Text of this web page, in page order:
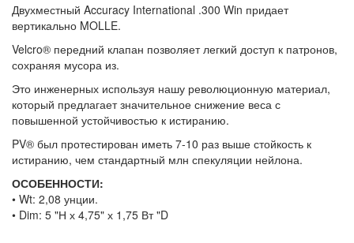
Двухместный Accuracy International .300 Win придает
вертикально MOLLE.
Velcro® передний клапан позволяет легкий доступ к патронов,
сохраняя мусора из.
Это инженерных используя нашу революционную материал,
который предлагает значительное снижение веса с
повышенной устойчивостью к истиранию.
PV® был протестирован иметь 7-10 раз выше стойкость к
истиранию, чем стандартный млн спекуляции нейлона.
ОСОБЕННОСТИ:
• Wt: 2,08 унции.
• Dim: 5 "Н х 4,75" х 1,75 Вт "D